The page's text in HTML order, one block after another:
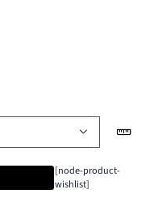
[node-product-
wishlist]